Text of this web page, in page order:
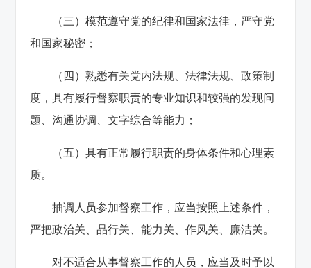
（三）模范遵守党的纪律和国家法律，严守党
和国家秘密；
（四）熟悉有关党内法规、法律法规、政策制
度，具有履行督察职责的专业知识和较强的发现问
题、沟通协调、文字综合等能力；
（五）具有正常履行职责的身体条件和心理素
质。
抽调人员参加督察工作，应当按照上述条件，
严把政治关、品行关、能力关、作风关、廉洁关。
对不适合从事督察工作的人员，应当及时予以